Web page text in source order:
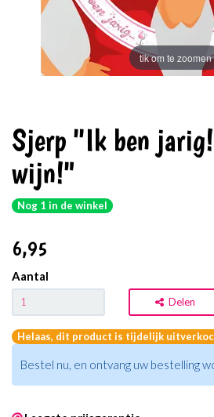
tik om te zoomen
Sjerp ''Ik ben
wijn!"
Nog 1 in de winkel
6,95
Aantal
Delen
Helaas, dit product is tijdelijk
Bestel nu, en ontvang uw bestelling